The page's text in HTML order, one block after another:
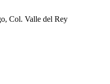
Col. Valle del Rey